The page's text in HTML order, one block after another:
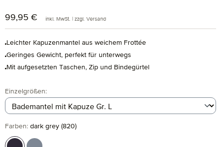
Regulärer Preis:
99,95 € inkl. MwSt. | zzgl. Versand
Leichter Kapuzenmantel aus weichem Frottée
Geringes Gewicht, perfekt für unterwegs
Mit aufgesetzten Taschen, Zip und Bindegürtel
Einzelgrößenauswählen
:
Farbenauswählen
: dark grey (820)